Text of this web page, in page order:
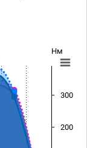
Нм
200
300